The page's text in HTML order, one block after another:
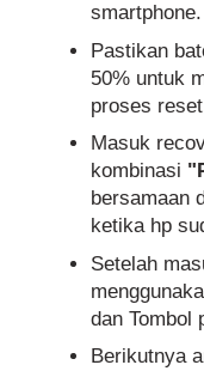
smartphone.
Pastikan
50% untuk
proses
Masuk
kombinasi
bersamaan
ketika hp
Setelah
dan Tombol
Berikutnya